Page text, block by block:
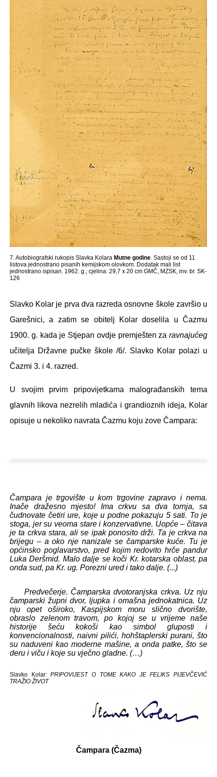
7. Autobiografski rukopis Slavka Kolara Mutne godine. Sastoji se od 11
listova jednostrano pisanih kemijskom olovkom. Dodatak mali list
jednostrano ispisan. 1962. g.; cjelina: 29,7 x 20 cm GMČ, MZSK, inv. br. SK-
126
Slavko Kolar je prva dva razreda osnovne škole završio u
Garešnici, a zatim se obitelj Kolar doselila u Čazmu
1900. g. kada je Stjepan ovdje premješten za ravnajućeg
učitelja Državne pučke škole /6/. Slavko Kolar polazi u
Čazmi 3. i 4. razred.
U svojim prvim pripovijetkama malograđanskih tema
glavnih likova nezrelih mladića i grandioznih ideja, Kolar
opisuje u nekoliko navrata Čazmu koju zove Čampara:
Čampara je trgovište u kom trgovine zapravo i nema.
Inače dražesno mjesto! Ima crkvu sa dva tornja, sa
čudnovate četiri ure, koje u podne pokazuju 5 sati. To je
stoga, jer su veoma stare i konzervativne. Uopće – čitava
je ta crkva stara, ali se ipak ponosito drži. Ta je crkva na
brijegu – a oko nje nanizale se čamparske kuće. Tu je
općinsko poglavarstvo, pred kojim redovito hrče pandur
Luka Deršmid. Malo dalje se koči Kr. kotarska oblast, pa
onda sud, pa Kr. ug. Porezni ured i tako dalje. (...)
Predvečerje. Čamparska dvotoranjska crkva. Uz nju
čamparski župni dvor, ljupka i omašna jednokatnica. Uz
nju opet oširoko, Kaspijskom moru slično dvorište,
obraslo zelenom travom, po kojoj se u vrijeme naše
historije šeću kokoši kao simbol gluposti i
konvencionalnosti, naivni pilići, hohštaplerski purani, što
su naduveni kao moderne mašine, a onda patke, što se
deru i viču i koje su vječno gladne. (…)
Slavko Kolar:PRIPOVIJEST O TOME KAKO JE FELIKS PIJEVČEVIĆ
TRAŽIO ŽIVOT
Čampara(Čazma)